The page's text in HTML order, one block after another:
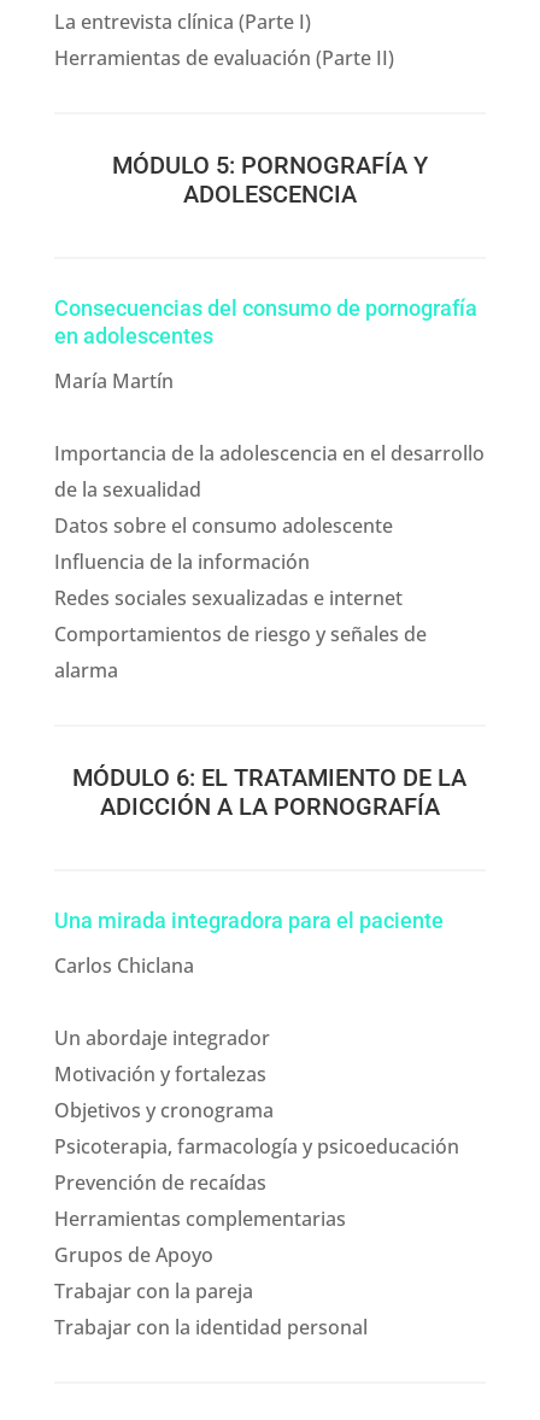
La entrevista clínica (Parte I)
Herramientas de evaluación (Parte II)
MÓDULO 5: PORNOGRAFÍA Y
ADOLESCENCIA
Consecuencias del consumo de pornografía
en adolescentes
María Martín
Importancia de la adolescencia en el desarrollo
de la sexualidad
Datos sobre el consumo adolescente
Influencia de la información
Redes sociales sexualizadas e internet
Comportamientos de riesgo y señales de
alarma
MÓDULO 6: EL TRATAMIENTO DE LA
ADICCIÓN A LA PORNOGRAFÍA
Una mirada integradora para el paciente
Carlos Chiclana
Un abordaje integrador
Motivación y fortalezas
Objetivos y cronograma
Psicoterapia, farmacología y psicoeducación
Prevención de recaídas
Herramientas complementarias
Grupos de Apoyo
Trabajar con la pareja
Trabajar con la identidad personal